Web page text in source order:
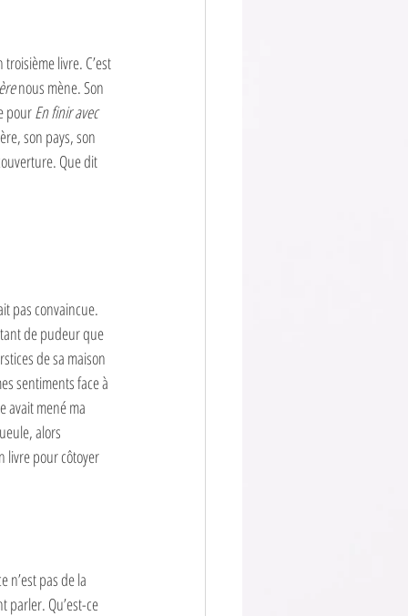
livre. C’est
nous mène. Son
pour En finir avec
son pays, son
Que dit
pas convaincue.
tant de pudeur que
de sa maison
sentiments face à
avait mené ma
alors
livre pour côtoyer
n’est pas de la
parler. Qu’est-ce